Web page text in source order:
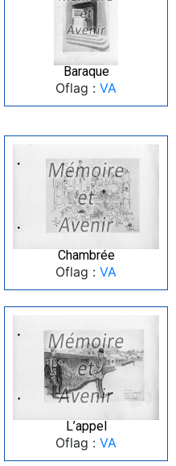
Baraque
Oflag : VA
Chambrée
Oflag : VA
L’appel
Oflag : VA